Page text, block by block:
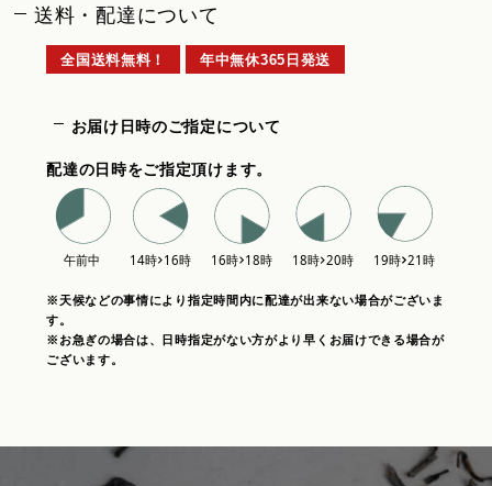
送料・配達について
全国送料無料！ 年中無休365日発送
お届け日時のご指定について
配達の日時をご指定頂けます。
※天候などの事情により指定時間内に配達が出来ない場合がございま
す。
※お急ぎの場合は、日時指定がない方がより早くお届けできる場合が
ございます。